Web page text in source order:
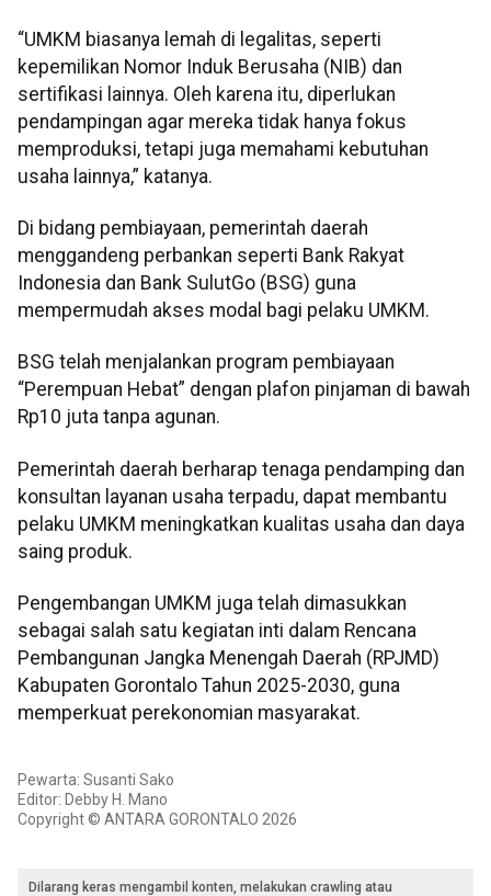
“UMKM biasanya lemah di legalitas, seperti
kepemilikan Nomor Induk Berusaha (NIB) dan
sertifikasi lainnya. Oleh karena itu, diperlukan
pendampingan agar mereka tidak hanya fokus
memproduksi, tetapi juga memahami kebutuhan
usaha lainnya,” katanya.
Di bidang pembiayaan, pemerintah daerah
menggandeng perbankan seperti Bank Rakyat
Indonesia dan Bank SulutGo (BSG) guna
mempermudah akses modal bagi pelaku UMKM.
BSG telah menjalankan program pembiayaan
“Perempuan Hebat” dengan plafon pinjaman di bawah
Rp10 juta tanpa agunan.
Pemerintah daerah berharap tenaga pendamping dan
konsultan layanan usaha terpadu, dapat membantu
pelaku UMKM meningkatkan kualitas usaha dan daya
saing produk.
Pengembangan UMKM juga telah dimasukkan
sebagai salah satu kegiatan inti dalam Rencana
Pembangunan Jangka Menengah Daerah (RPJMD)
Kabupaten Gorontalo Tahun 2025-2030, guna
memperkuat perekonomian masyarakat.
Pewarta: Susanti Sako
Editor: Debby H. Mano
Copyright © ANTARA GORONTALO 2026
Dilarang keras mengambil konten, melakukan crawling atau